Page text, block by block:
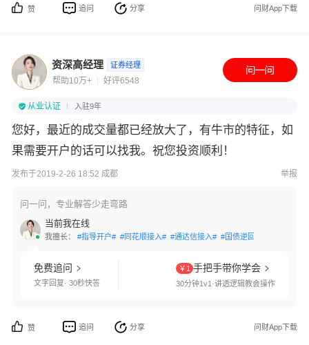
赞 追问 分享 问财App下载
资深高经理 证券经理
帮助10万+ 好评6548
从业认证 入驻9年
您好，最近的成交量都已经放大了，有牛市的特征，如
果需要开户的话可以找我。祝您投资顺利！
发布于2019-2-26 18:52 成都 举报
问一问，专业解答少走弯路
当前我在线
我擅长： #指导开户# #同花顺接入# #通达信接入# #国债逆回购#
免费追问
文字回复· 30秒快答
￥1 手把手带你学会
30分钟1v1·讲透逻辑教会操作
赞 追问 分享 问财App下载